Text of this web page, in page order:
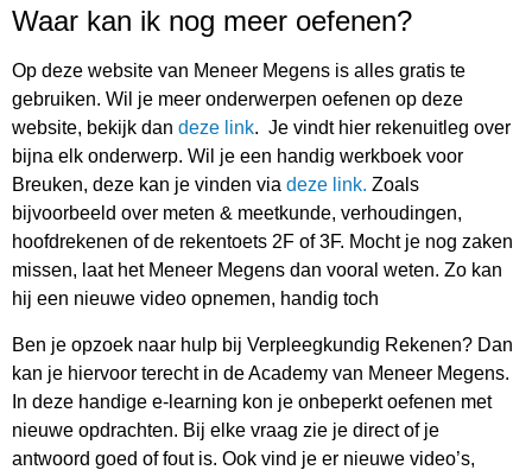
Waar kan ik nog meer oefenen?
Op deze website van Meneer Megens is alles gratis te
gebruiken. Wil je meer onderwerpen oefenen op deze
website, bekijk dan deze link. Je vindt hier rekenuitleg over
bijna elk onderwerp. Wil je een handig werkboek voor
Breuken, deze kan je vinden via deze link. Zoals
bijvoorbeeld over meten & meetkunde, verhoudingen,
hoofdrekenen of de rekentoets 2F of 3F. Mocht je nog zaken
missen, laat het Meneer Megens dan vooral weten. Zo kan
hij een nieuwe video opnemen, handig toch
Ben je opzoek naar hulp bij Verpleegkundig Rekenen? Dan
kan je hiervoor terecht in de Academy van Meneer Megens.
In deze handige e-learning kon je onbeperkt oefenen met
nieuwe opdrachten. Bij elke vraag zie je direct of je
antwoord goed of fout is. Ook vind je er nieuwe video’s,